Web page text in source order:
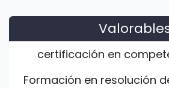
certificación en
Formación en resolución